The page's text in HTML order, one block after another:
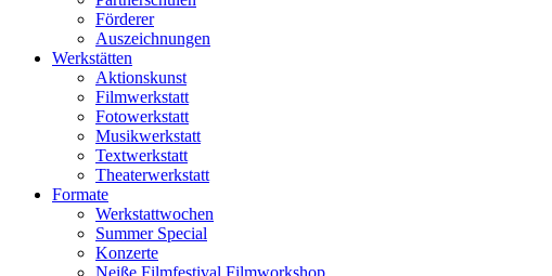
Förderer
Auszeichnungen
Werkstätten
Aktionskunst
Filmwerkstatt
Fotowerkstatt
Musikwerkstatt
Textwerkstatt
Theaterwerkstatt
Formate
Werkstattwochen
Summer Special
Konzerte
Neiße Filmfestival Filmworkshop